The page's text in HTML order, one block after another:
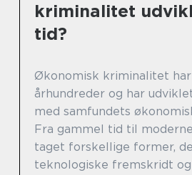
kriminalitet
tid?
Økonomisk kriminalitet
århundreder og har
med samfundets
Fra gammel tid til
taget forskellige former,
teknologiske fremskridt